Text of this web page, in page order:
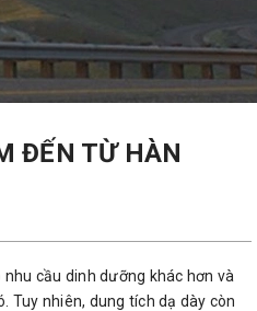
ĐẾN TỪ HÀN
cầu dinh dưỡng khác hơn và
Tuy nhiên, dung tích dạ dày còn